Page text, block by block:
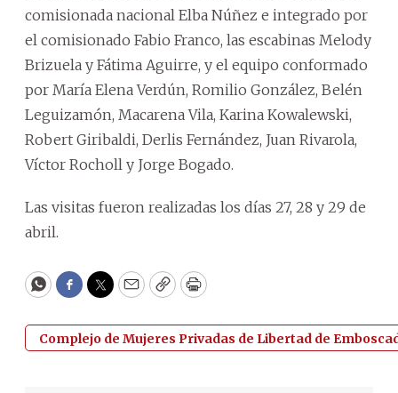
comisionada nacional Elba Núñez e integrado por
el comisionado Fabio Franco, las escabinas Melody
Brizuela y Fátima Aguirre, y el equipo conformado
por María Elena Verdún, Romilio González, Belén
Leguizamón, Macarena Vila, Karina Kowalewski,
Robert Giribaldi, Derlis Fernández, Juan Rivarola,
Víctor Rocholl y Jorge Bogado.
Las visitas fueron realizadas los días 27, 28 y 29 de
abril.
WhatsApp
Facebook
Twitter
EmailCopyPrint
Complejo de Mujeres Privadas de Libertad de